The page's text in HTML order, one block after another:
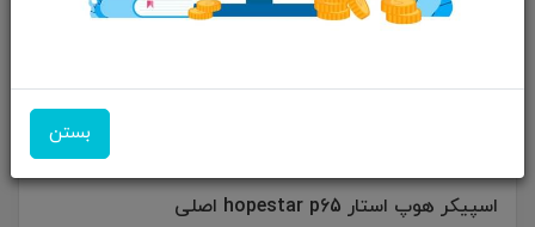
اسپیکر هوپ استار hopestar p65 اصلی
بستن